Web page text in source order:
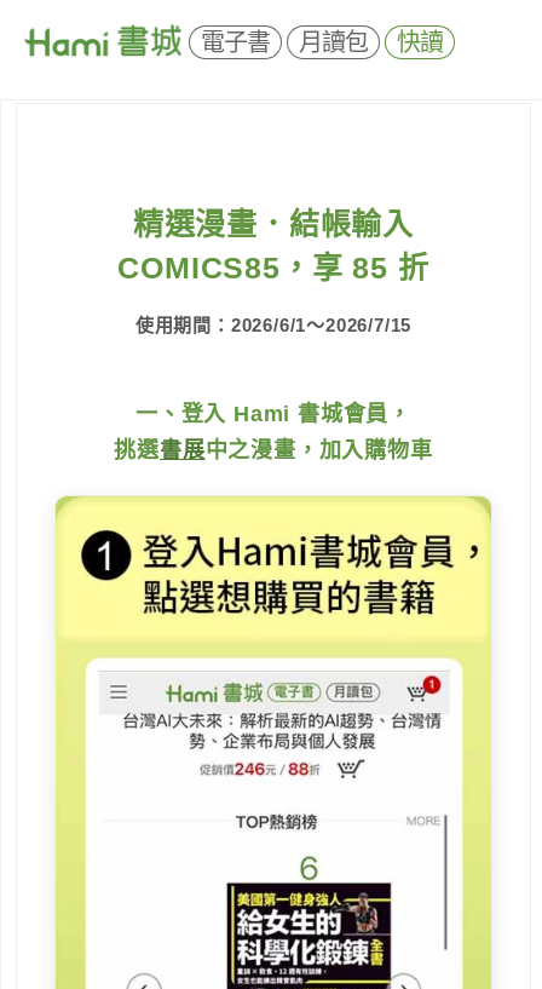
電子書 月讀包 快讀
精選漫畫．結帳輸入
COMICS85，享 85 折
使用期間：2026/6/1～2026/7/15
一、登入 Hami 書城會員，
挑選書展中之漫畫，加入購物車